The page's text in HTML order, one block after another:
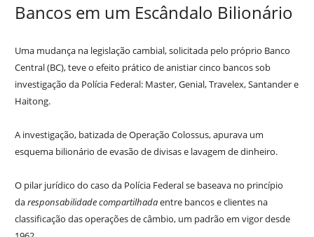
Bancos em um Escândalo Bilionário
Uma mudança na legislação cambial, solicitada pelo próprio Banco
Central (BC), teve o efeito prático de anistiar cinco bancos sob
investigação da Polícia Federal: Master, Genial, Travelex, Santander e
Haitong.
A investigação, batizada de Operação Colossus, apurava um
esquema bilionário de evasão de divisas e lavagem de dinheiro.
O pilar jurídico do caso da Polícia Federal se baseava no princípio
daresponsabilidade compartilhadaentre bancos e clientes na
classificação das operações de câmbio, um padrão em vigor desde